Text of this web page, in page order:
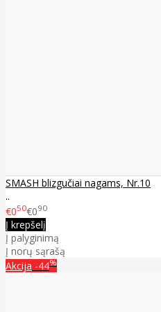
SMASH blizgučiai nagams, Nr.10
..
€050€090
Į krepšelį
Į palyginimą
Į norų sąrašą
Akcija -44%